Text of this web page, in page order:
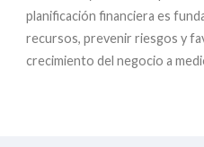
planificación financiera es
recursos, prevenir riesgos y
crecimiento del negocio a